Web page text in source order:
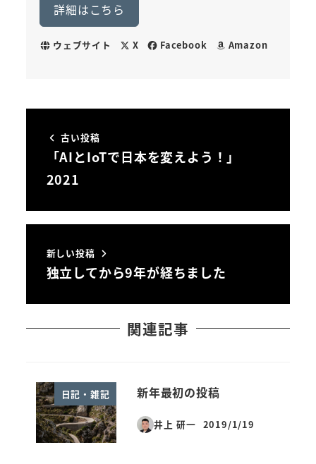
詳細はこちら
ウェブサイト X Facebook Amazon
古い投稿
「AIとIoTで日本を変えよう！」
2021
新しい投稿
独立してから9年が経ちました
関連記事
日記・雑記 新年最初の投稿
井上 研一
投稿日
2019/1/19